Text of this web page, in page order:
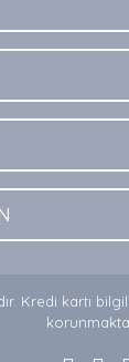
Kredi kartı